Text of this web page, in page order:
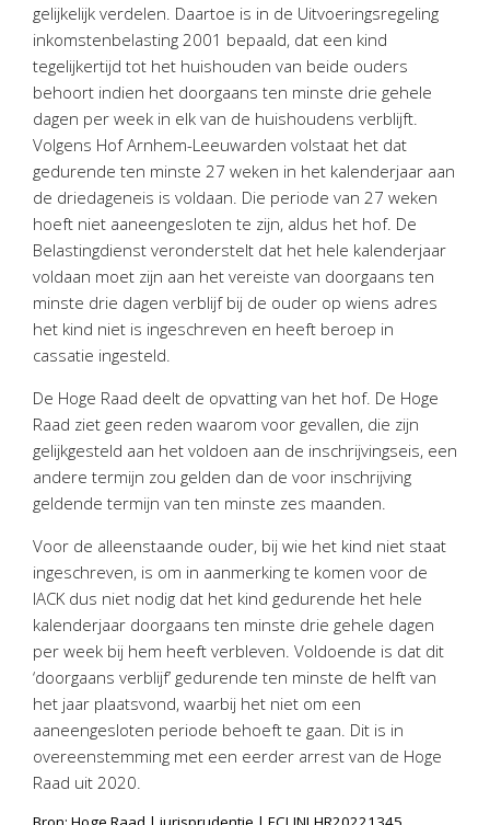
Downloads
Contact
AvantiOnline
Twinfield – Boekhouden
BaseCone – Facturen
Visionplanner – Rapportage
Klantenportaal – Online dossiers
Online Salaris – Salarissen
Nextens-Accorderen aangiften
gelijkelijk verdelen. Daartoe is in de Uitvoeringsregeling
inkomstenbelasting 2001 bepaald, dat een kind
tegelijkertijd tot het huishouden van beide ouders
behoort indien het doorgaans ten minste drie gehele
dagen per week in elk van de huishoudens verblijft.
Volgens Hof Arnhem-Leeuwarden volstaat het dat
gedurende ten minste 27 weken in het kalenderjaar aan
de driedageneis is voldaan. Die periode van 27 weken
hoeft niet aaneengesloten te zijn, aldus het hof. De
Belastingdienst veronderstelt dat het hele kalenderjaar
voldaan moet zijn aan het vereiste van doorgaans ten
minste drie dagen verblijf bij de ouder op wiens adres
het kind niet is ingeschreven en heeft beroep in
cassatie ingesteld.
De Hoge Raad deelt de opvatting van het hof. De Hoge
Raad ziet geen reden waarom voor gevallen, die zijn
gelijkgesteld aan het voldoen aan de inschrijvingseis, een
andere termijn zou gelden dan de voor inschrijving
geldende termijn van ten minste zes maanden.
Voor de alleenstaande ouder, bij wie het kind niet staat
ingeschreven, is om in aanmerking te komen voor de
IACK dus niet nodig dat het kind gedurende het hele
kalenderjaar doorgaans ten minste drie gehele dagen
per week bij hem heeft verbleven. Voldoende is dat dit
‘doorgaans verblijf’ gedurende ten minste de helft van
het jaar plaatsvond, waarbij het niet om een
aaneengesloten periode behoeft te gaan. Dit is in
overeenstemming met een eerder arrest van de Hoge
Raad uit 2020.